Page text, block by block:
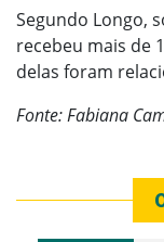
Segundo Longo,
recebeu mais de
delas foram
Fonte: Fabiana